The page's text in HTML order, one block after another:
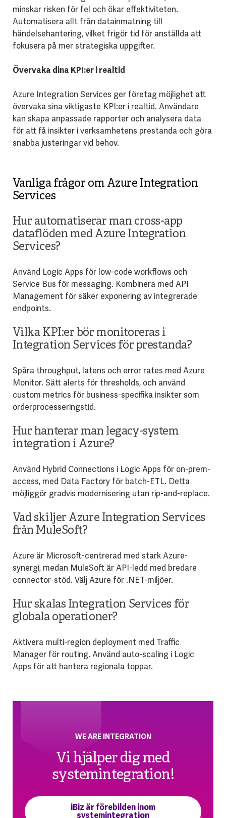
minskar risken för fel och ökar effektiviteten.
Automatisera allt från datainmatning till
händelsehantering, vilket frigör tid för anställda att
fokusera på mer strategiska uppgifter.
Övervaka dina KPI:er i realtid
Azure Integration Services ger företag möjlighet att
övervaka sina viktigaste KPI:er i realtid. Användare
kan skapa anpassade rapporter och analysera data
för att få insikter i verksamhetens prestanda och göra
snabba justeringar vid behov.
Vanliga frågor om Azure Integration
Services
Hur automatiserar man cross-app
dataflöden med Azure Integration
Services?
Använd Logic Apps för low-code workflows och
Service Bus för messaging. Kombinera med API
Management för säker exponering av integrerade
endpoints.
Vilka KPI:er bör monitoreras i
Integration Services för prestanda?
Spåra throughput, latens och error rates med Azure
Monitor. Sätt alerts för thresholds, och använd
custom metrics för business-specifika insikter som
orderprocesseringstid.
Hur hanterar man legacy-system
integration i Azure?
Använd Hybrid Connections i Logic Apps för on-prem-
access, med Data Factory för batch-ETL. Detta
möjliggör gradvis modernisering utan rip-and-replace.
Vad skiljer Azure Integration Services
från MuleSoft?
Azure är Microsoft-centrerad med stark Azure-
synergi, medan MuleSoft är API-ledd med bredare
connector-stöd. Välj Azure för .NET-miljöer.
Hur skalas Integration Services för
globala operationer?
Aktivera multi-region deployment med Traffic
Manager för routing. Använd auto-scaling i Logic
Apps för att hantera regionala toppar.
WE ARE INTEGRATION
Vi hjälper dig med
systemintegration!
iBiz är förebilden inom
systemintegration